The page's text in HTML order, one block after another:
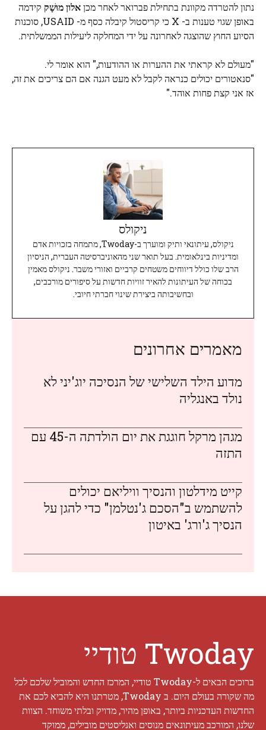
נתון להטרדה מקוונת בתחילת פברואר לאחר מכןאלוןמוּשָׁק קידמה
באופן שגוי טענות ב- X כי קריסטול קיבלה כסף מ- USAID, סוכנות
הסיוע החוץ שהוצגה לאחרונה על ידי המחלקה ליעילות הממשלתית.
"מעולם לא קראתי את ההערות או ההודעות," הוא אומר לי.
"סנאטורים יכולים כנראה לקבל לא מעט הגנה אם הם צריכים את זה,
אז אני קצת פחות אוהד."
ניקולס
ניקולס, עיתונאי ותיק ומוערך ב-Twoday, מתמחה בזכויות אדם
ומדיניות בינלאומית. בעל תואר שני מהאוניברסיטה העברית, הניסיון
הרב שלו כולל דיווחים משטחים קרביים ואזורי משבר. ניקולס מאמין
בכוחה של העיתונות להאיר זוויות חדשות על סיפורים מורכבים,
ובחשיבותה ביצירת שינוי חברתי חיובי.
מאמרים אחרונים
מדוע הילד השלישי של הנסיכה יוג'יני לא
נולד באנגליה
מגהן מרקל חוגגת את יום הולדתה ה-45 עם
התזה
קייט מידלטון והנסיך וויליאם יכולים
להשתמש ב"הסכם ג'נטלמן" כדי להגן על
הנסיך ג'ורג' באיטון
Twoday טודיי
ברוכים הבאים ל-Twoday טודיי, המרכז החדש והמוביל שלכם לכל
מה שקורה בעולם היום. ב Twoday, מטרתנו היא להביא לכם את
החדשות העדכניות ביותר, באופן מהיר, מדויק ובלתי משוחד. הצוות
שלנו, המורכב מעיתונאים מנוסים ואנליסטים מובילים, ממוקד